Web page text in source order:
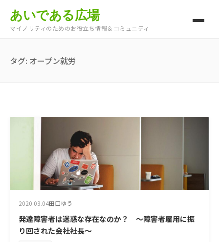
あいである広場
マイノリティのためのお役立ち情報＆コミュニティ
タグ: オープン就労
2020.03.04田口ゆう
発達障害者は迷惑な存在なのか？ ～障害者雇用に振
り回された会社社長～